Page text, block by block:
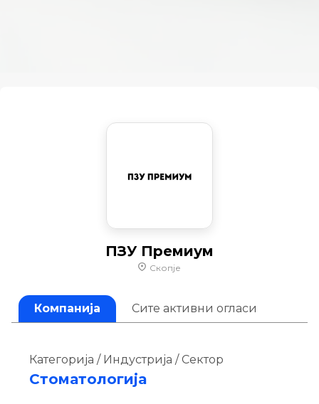
ПЗУ Премиум
Скопје
Компанија Сите активни огласи
Категорија / Индустрија / Сектор
Стоматологија